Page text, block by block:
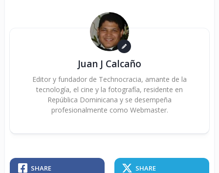
Juan J Calcaño
Editor y fundador de Technocracia, amante de la
tecnología, el cine y la fotografía, residente en
República Dominicana y se desempeña
profesionalmente como Webmaster.
SHARE SHARE